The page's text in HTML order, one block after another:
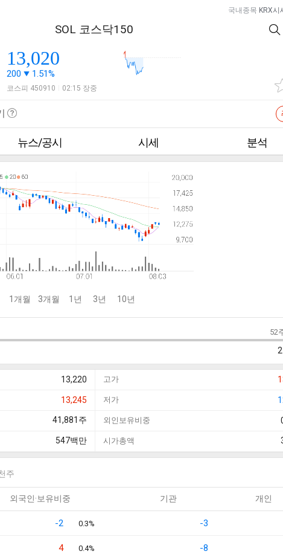
국내종목 KRX시
SOL 코스닥150
13,020
200 1.51%
코스피 450910 02:15 장중
뉴스/공시 시세 분석
1개월 3개월 1년 3년 10년
52
13,220 고가
13,245 저가
41,881 주 외인보유비중
547백만 시가총액
주
외국인·보유비중 기관 개인
-2 0.3% -3
4 0.4% -8